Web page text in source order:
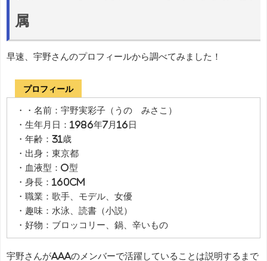
属
早速、宇野さんのプロフィールから調べてみました！
プロフィール
・・名前：宇野実彩子（うの みさこ）
・生年月日：1986年7月16日
・年齢：31歳
・出身：東京都
・血液型：O型
・身長：160cm
・職業：歌手、モデル、女優
・趣味：水泳、読書（小説）
・好物：ブロッコリー、鍋、辛いもの
宇野さんがAAAのメンバーで活躍していることは説明するまで